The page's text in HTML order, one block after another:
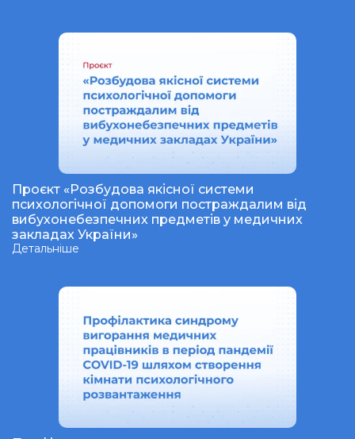
Проєкт «Розбудова якісної системи
психологічної допомоги постраждалим від
вибухонебезпечних предметів у медичних
закладах України»
Детальніше